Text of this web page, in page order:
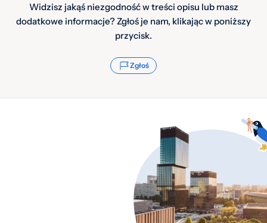
Widzisz jakąś niezgodność w treści opisu lub masz
dodatkowe informacje? Zgłoś je nam, klikając w poniższy
przycisk.
Zgłoś